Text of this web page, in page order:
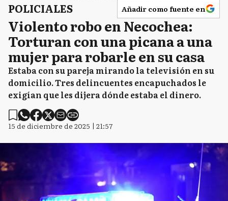
POLICIALES Añadir como fuente en
Violento robo en Necochea:
Torturan con una picana a una
mujer para robarle en su casa
Estaba con su pareja mirando la televisión en su
domicilio. Tres delincuentes encapuchados le
exigían que les dijera dónde estaba el dinero.
15 de diciembre de 2025 | 21:57